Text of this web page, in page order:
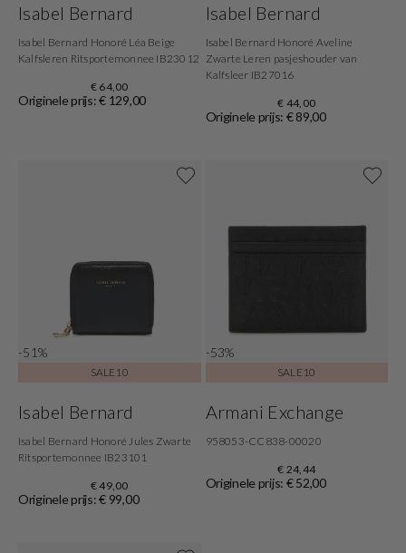
Isabel Bernard
Isabel Bernard Honoré Léa Beige
Kalfsleren Ritsportemonnee IB23012
€ 64,00
Originele prijs: € 129,00
Isabel Bernard
Isabel Bernard Honoré Aveline
Zwarte Leren pasjeshouder van
Kalfsleer IB27016
€ 44,00
Originele prijs: € 89,00
-51%
SALE10
Isabel Bernard
Isabel Bernard Honoré Jules Zwarte
Ritsportemonnee IB23101
€ 49,00
Originele prijs: € 99,00
-53%
SALE10
Armani Exchange
958053-CC838-00020
€ 24,44
Originele prijs: € 52,00